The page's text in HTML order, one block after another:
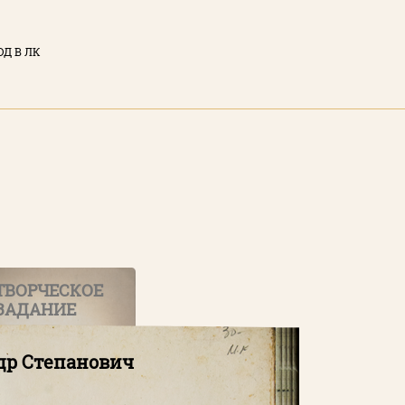
В ЛК
сайта
Степанович